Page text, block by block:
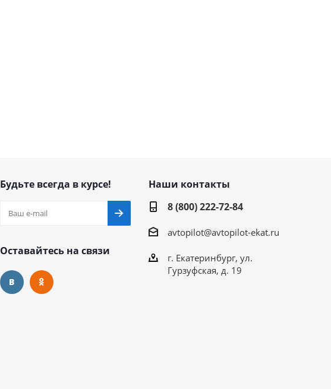
Будьте всегда в курсе!
Оставайтесь на связи
Наши контакты
8 (800) 222-72-84
avtopilot@avtopilot-ekat.ru
г. Екатеринбург, ул.
Гурзуфская, д. 19